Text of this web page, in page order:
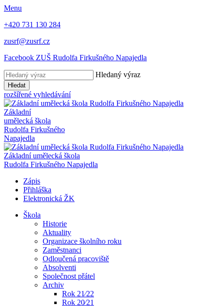
Menu
+420 731 130 284
zusrf@zusrf.cz
Facebook ZUŠ Rudolfa Firkušného Napajedla
Hledaný výraz
Hledat
rozšířené vyhledávání
Základní
umělecká škola
Rudolfa Firkušného
Napajedla
Základní umělecká škola
Rudolfa Firkušného Napajedla
Zápis
Přihláška
Elektronická ŽK
Škola
Historie
Aktuality
Organizace školního roku
Zaměstnanci
Odloučená pracoviště
Absolventi
Společnost přátel
Archiv
Rok 21⁄22
Rok 20⁄21